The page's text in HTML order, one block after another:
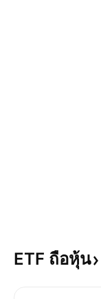
ETF ถือหุ้น